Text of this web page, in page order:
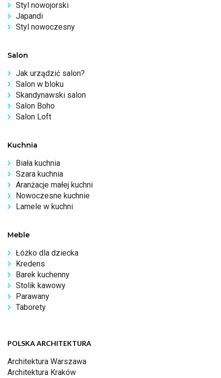
Styl nowojorski
Japandi
Styl nowoczesny
Salon
Jak urządzić salon?
Salon w bloku
Skandynawski salon
Salon Boho
Salon Loft
Kuchnia
Biała kuchnia
Szara kuchnia
Aranżacje małej kuchni
Nowoczesne kuchnie
Lamele w kuchni
Meble
Łóżko dla dziecka
Kredens
Barek kuchenny
Stolik kawowy
Parawany
Taborety
POLSKA ARCHITEKTURA
Architektura Warszawa
Architektura Kraków